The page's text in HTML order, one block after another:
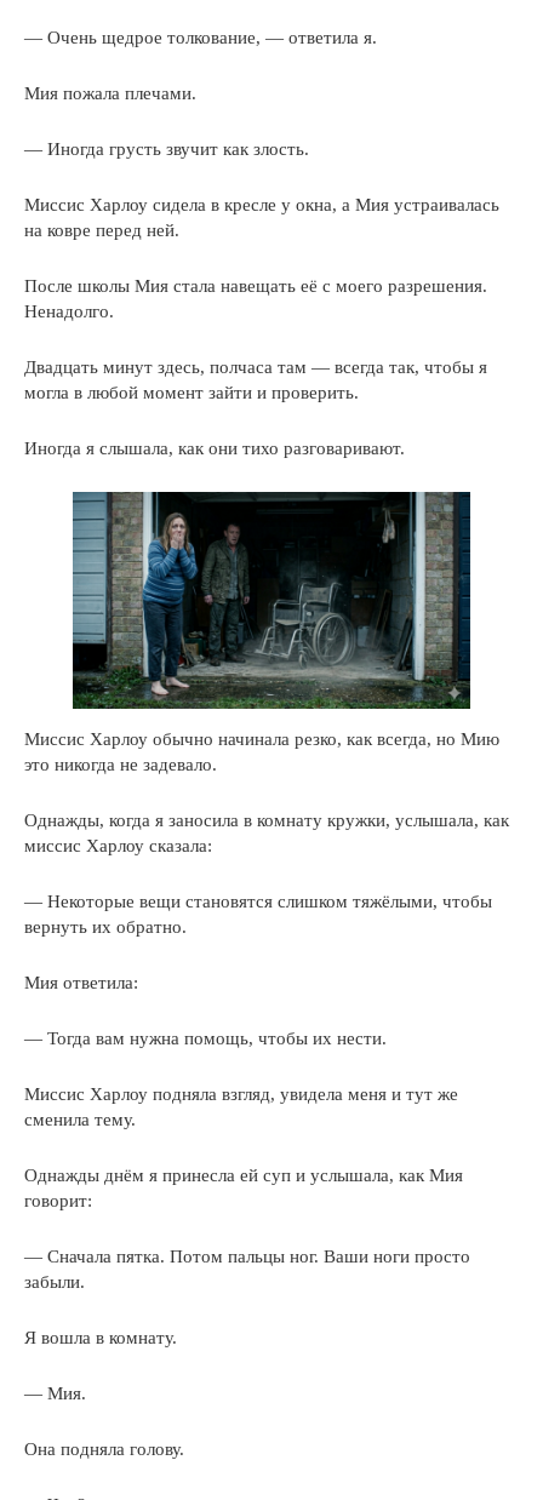
— Очень щедрое толкование, — ответила я.
Мия пожала плечами.
— Иногда грусть звучит как злость.
Миссис Харлоу сидела в кресле у окна, а Мия устраивалась
на ковре перед ней.
После школы Мия стала навещать её с моего разрешения.
Ненадолго.
Двадцать минут здесь, полчаса там — всегда так, чтобы я
могла в любой момент зайти и проверить.
Иногда я слышала, как они тихо разговаривают.
Миссис Харлоу обычно начинала резко, как всегда, но Мию
это никогда не задевало.
Однажды, когда я заносила в комнату кружки, услышала, как
миссис Харлоу сказала:
— Некоторые вещи становятся слишком тяжёлыми, чтобы
вернуть их обратно.
Мия ответила:
— Тогда вам нужна помощь, чтобы их нести.
Миссис Харлоу подняла взгляд, увидела меня и тут же
сменила тему.
Однажды днём я принесла ей суп и услышала, как Мия
говорит:
— Сначала пятка. Потом пальцы ног. Ваши ноги просто
забыли.
Я вошла в комнату.
— Мия.
Она подняла голову.